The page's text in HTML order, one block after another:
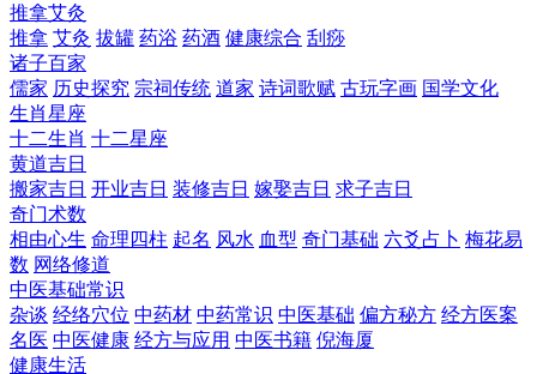
推拿艾灸
推拿 艾灸 拔罐 药浴 药酒 健康综合 刮痧
诸子百家
儒家 历史探究 宗祠传统 道家 诗词歌赋 古玩字画 国学文化
生肖星座
十二生肖 十二星座
黄道吉日
搬家吉日 开业吉日 装修吉日 嫁娶吉日 求子吉日
奇门术数
相由心生 命理四柱 起名 风水 血型 奇门基础 六爻占卜 梅花易
数 网络修道
中医基础常识
杂谈 经络穴位 中药材 中药常识 中医基础 偏方秘方 经方医案
名医 中医健康 经方与应用 中医书籍 倪海厦
健康生活